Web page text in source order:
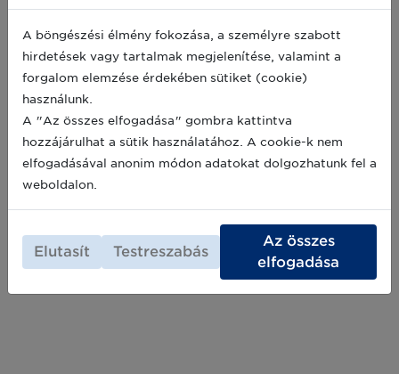
Hatékonyság a kereskedelemben és a
logisztikában
Beszállítóként vagy kereskedőként a vállalatok
többségének komoly nehézségeket okoznak a
hibás termékadatokból és a partnerek közötti
pontatlan kommunikációból származó
félreértések és plusz költségek. Az üzleti
partnerek eltérő elvárásai és eltérő gyakorlata a
belistázás, címkézés, vagy a bevételezés
rengeteg erőforrást igényel.
Archív hírek >>
A böngészési élmény fokozása, a személyre szabott
hirdetések vagy tartalmak megjelenítése, valamint a
forgalom elemzése érdekében sütiket (cookie)
használunk.
A "Az összes elfogadása" gombra kattintva
hozzájárulhat a sütik használatához. A cookie-k nem
elfogadásával anonim módon adatokat dolgozhatunk fel a
weboldalon.
Elutasít Testreszabás
Az összes
elfogadása